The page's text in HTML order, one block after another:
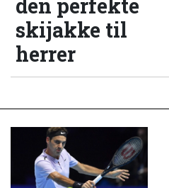
den perfekte
skijakke til
herrer